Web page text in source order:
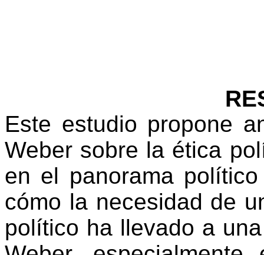
Este estudio propone
Weber sobre la ética
en el panorama
cómo la necesidad de
político ha llevado a